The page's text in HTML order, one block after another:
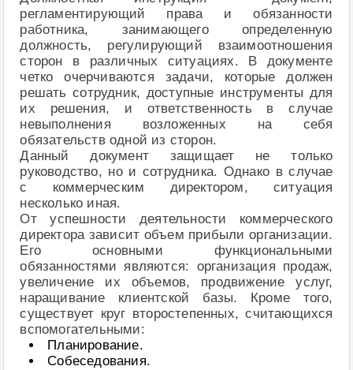
регламентирующий права и обязанности
работника, занимающего определенную
должность, регулирующий взаимоотношения
сторон в различных ситуациях. В документе
четко очерчиваются задачи, которые должен
решать сотрудник, доступные инструменты для
их решения, и ответственность в случае
невыполнения возложенных на себя
обязательств одной из сторон.
Данный документ защищает не только
руководство, но и сотрудника. Однако в случае
с коммерческим директором, ситуация
несколько иная.
От успешности деятельности коммерческого
директора зависит объем прибыли организации.
Его основными функциональными
обязанностями являются: организация продаж,
увеличение их объемов, продвижение услуг,
наращивание клиентской базы. Кроме того,
существует круг второстепенных, считающихся
вспомогательными:
Планирование.
Собеседования.